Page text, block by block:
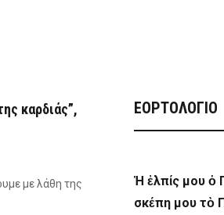
καρδιάς”,
με λάθη της
ΕΟΡΤΟΛΟΓΙΟ
Ἡ ἐλπίς μου ὁ
σκέπη μου τὸ